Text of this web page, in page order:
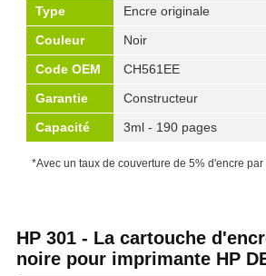
Type
Encre originale
Couleur
Noir
Code OEM
CH561EE
Garantie
Constructeur
Capacité
3ml - 190 pages
*Avec un taux de couverture de 5% d'encre par
HP 301 - La cartouche
noire pour imprimante HP